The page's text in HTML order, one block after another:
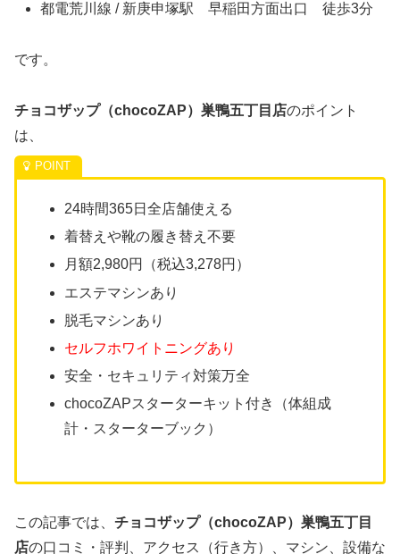
都電荒川線 / 新庚申塚駅 早稲田方面出口 徒歩3分
です。
チョコザップ（chocoZAP）巣鴨五丁目店のポイント
は、
24時間365日全店舗使える
着替えや靴の履き替え不要
月額2,980円（税込3,278円）
エステマシンあり
脱毛マシンあり
セルフホワイトニングあり
安全・セキュリティ対策万全
chocoZAPスターターキット付き（体組成
計・スターターブック）
この記事では、 チョコザップ（chocoZAP）巣鴨五丁目
店の口コミ・評判、アクセス（行き方）、マシン、設備な